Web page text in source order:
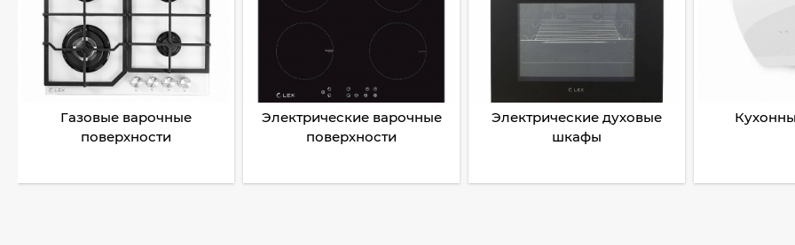
Газовые варочные
поверхности
Электрические варочные
поверхности
Электрические духовые
шкафы